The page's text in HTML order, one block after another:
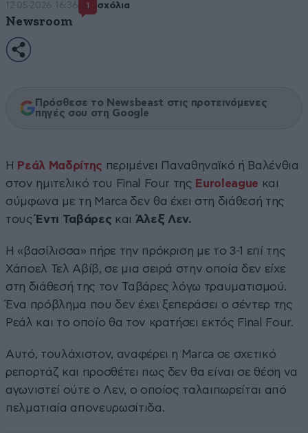
12·05·2026 16:36 1 σχόλια
Newsroom
Πρόσθεσε το Newsbeast στις προτεινόμενες
πηγές σου στη Google
Η Ρεάλ Μαδρίτης περιμένει Παναθηναϊκό ή Βαλένθια
στον ημιτελικό του Final Four της Euroleague και
σύμφωνα με τη Marca δεν θα έχει στη διάθεσή της
τουςΈντι Ταβάρες και Άλεξ Λεν.
Η «βασίλισσα» πήρε την πρόκριση με το 3-1 επί της
Χάποελ Τελ Αβίβ, σε μια σειρά στην οποία δεν είχε
στη διάθεσή της τον Ταβάρες λόγω τραυματισμού.
Ένα πρόβλημα που δεν έχει ξεπεράσει ο σέντερ της
Ρεάλ και το οποίο θα τον κρατήσει εκτός Final Four.
Αυτό, τουλάχιστον, αναφέρει η Marca σε σχετικό
ρεπορτάζ και προσθέτει πως δεν θα είναι σε θέση να
αγωνιστεί ούτε ο Λεν, ο οποίος ταλαιπωρείται από
πελματιαία απονευρωσίτιδα.